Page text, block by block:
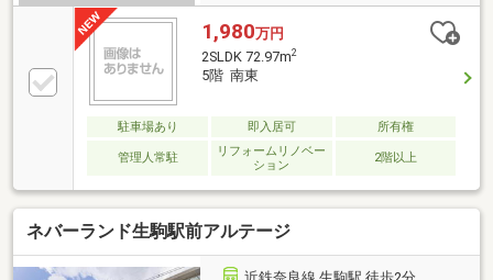
1,980万円
2SLDK 72.97m2
5階 南東
駐車場あり 即入居可 所有権
管理人常駐
リフォームリノベー
ション
2階以上
ネバーランド生駒駅前アルテージ